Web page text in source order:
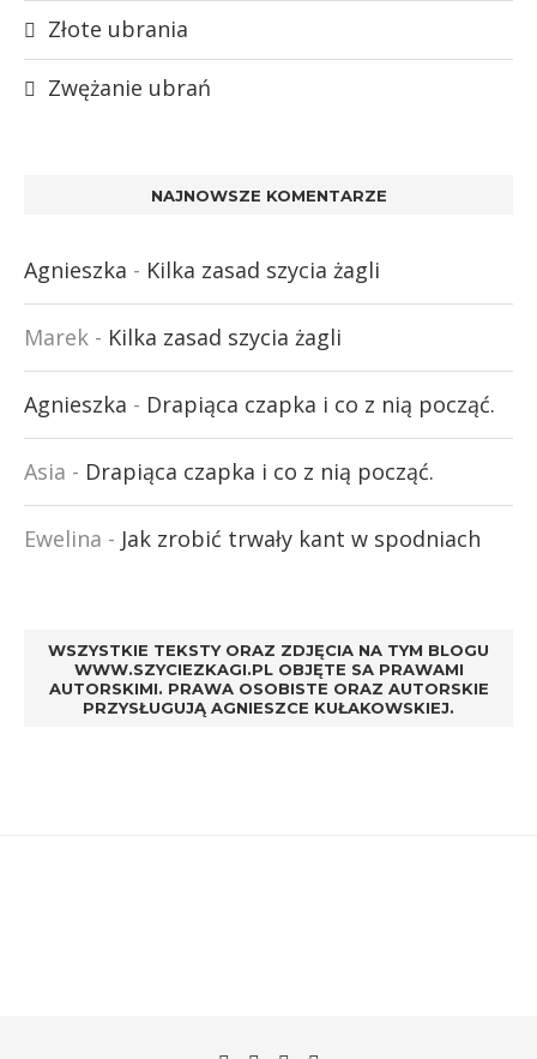
Złote ubrania
Zwężanie ubrań
NAJNOWSZE KOMENTARZE
Agnieszka - Kilka zasad szycia żagli
Marek - Kilka zasad szycia żagli
Agnieszka - Drapiąca czapka i co z nią począć.
Asia - Drapiąca czapka i co z nią począć.
Ewelina - Jak zrobić trwały kant w spodniach
WSZYSTKIE TEKSTY ORAZ ZDJĘCIA NA TYM BLOGU
WWW.SZYCIEZKAGI.PL OBJĘTE SA PRAWAMI
AUTORSKIMI. PRAWA OSOBISTE ORAZ AUTORSKIE
PRZYSŁUGUJĄ AGNIESZCE KUŁAKOWSKIEJ.